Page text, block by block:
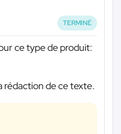
TERMINÉ
ce type de produit:
rédaction de ce texte.